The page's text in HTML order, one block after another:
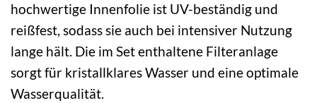
hochwertige Innenfolie ist UV-beständig und
reißfest, sodass sie auch bei intensiver Nutzung
lange hält. Die im Set enthaltene Filteranlage
sorgt für kristallklares Wasser und eine optimale
Wasserqualität.